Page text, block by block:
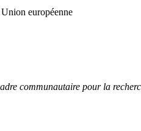
européenne
communautaire pour la